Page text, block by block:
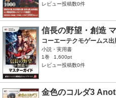
レビュー投稿数0件
信長の野望・創造
コーエーテクモゲームス出
小説・実用書
1巻
1,600pt
レビュー投稿数0件
金色のコルダ3